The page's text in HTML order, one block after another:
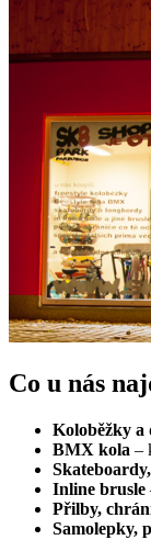
Co u nás
Koloběžky a
BMX kola –
Inline brusle
Přilby,
Samolepky,